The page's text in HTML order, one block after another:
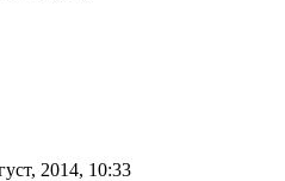
2014, 10:33